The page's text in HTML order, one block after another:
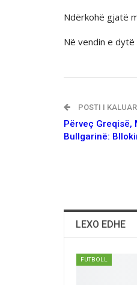
Ndërkohë gjatë
Në vendin e
POSTI I KALUAR
Pёrveç Greqisё,
Bullgarinё:
LEXO EDHE
FUTBOLL